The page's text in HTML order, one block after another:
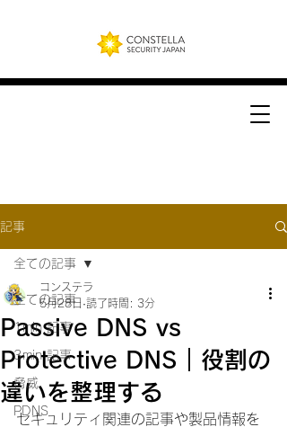
記事
全ての記事
1min 記事
3min 記事
脅威
PDNS
全ての記事
Passive DNS vs
Protective DNS｜役割の
違いを整理する
コンステラ
5月28日 読了時間: 3分
セキュリティ関連の記事や製品情報を